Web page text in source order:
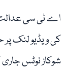
اے ٹی سی عدالت
کی ویڈیو لنک پر
شوکاز نوٹس جاری